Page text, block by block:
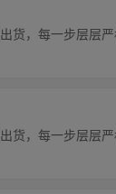
货，每一步层层
货，每一步层层